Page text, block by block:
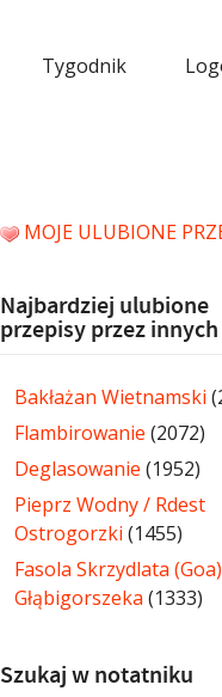
Tygodnik
MOJE ULUBIONE
Najbardziej ulubione
przepisy przez innych
Bakłażan Wietnamski
Flambirowanie (2072)
Deglasowanie (1952)
Pieprz Wodny / Rdest
Ostrogorzki (1455)
Fasola Skrzydlata
Głąbigorszeka (1333)
Szukaj w notatniku